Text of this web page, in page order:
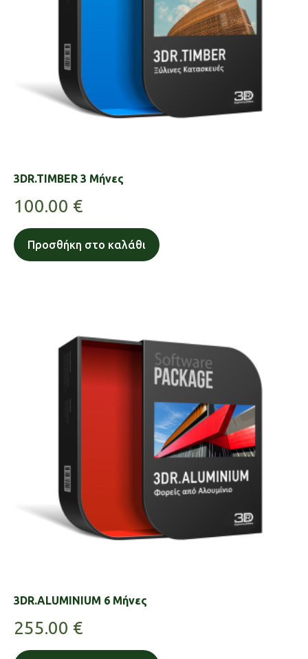
3DR.TIMBER 3 Μήνες
100.00 €
Προσθήκη στο καλάθι
3DR.ALUMINIUM 6 Μήνες
255.00 €